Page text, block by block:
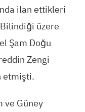
ilan ettikleri
üzere
Şam Doğu
Zengi
etmişti.
ve Güney